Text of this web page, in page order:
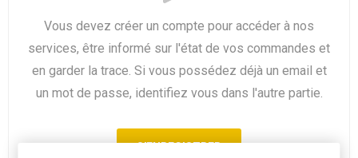
Vous devez créer un compte pour accéder à nos
services, être informé sur l'état de vos commandes et
en garder la trace. Si vous possédez déjà un email et
un mot de passe, identifiez vous dans l'autre partie.